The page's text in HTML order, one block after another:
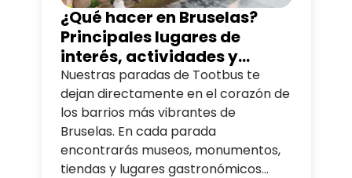
¿Qué hacer en Bruselas?
Principales lugares de
interés, actividades y
consejos locales
Nuestras paradas de Tootbus te
dejan directamente en el corazón de
los barrios más vibrantes de
Bruselas. En cada parada
encontrarás museos, monumentos,
tiendas y lugares gastronómicos